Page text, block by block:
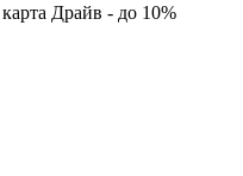
Драйв - до 10%